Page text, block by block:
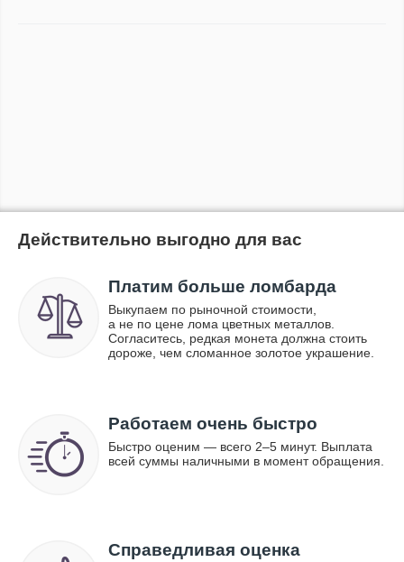
Действительно выгодно для вас
Платим больше ломбарда
Выкупаем по рыночной стоимости,
а не по цене лома цветных металлов.
Согласитесь, редкая монета должна стоить
дороже, чем сломанное золотое украшение.
Работаем очень быстро
Быстро оценим — всего 2–5 минут. Выплата
всей суммы наличными в момент обращения.
Справедливая оценка